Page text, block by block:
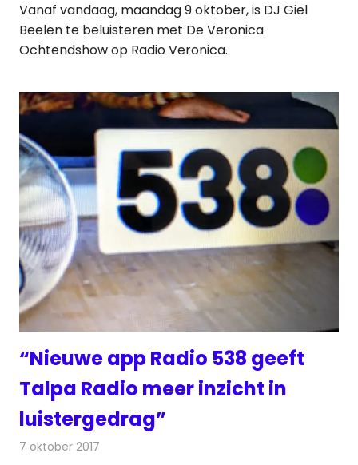
Vanaf vandaag, maandag 9 oktober, is DJ Giel
Beelen te beluisteren met De Veronica
Ochtendshow op Radio Veronica.
“Nieuwe app Radio 538 geeft
Talpa Radio meer inzicht in
luistergedrag”
7 oktober 2017